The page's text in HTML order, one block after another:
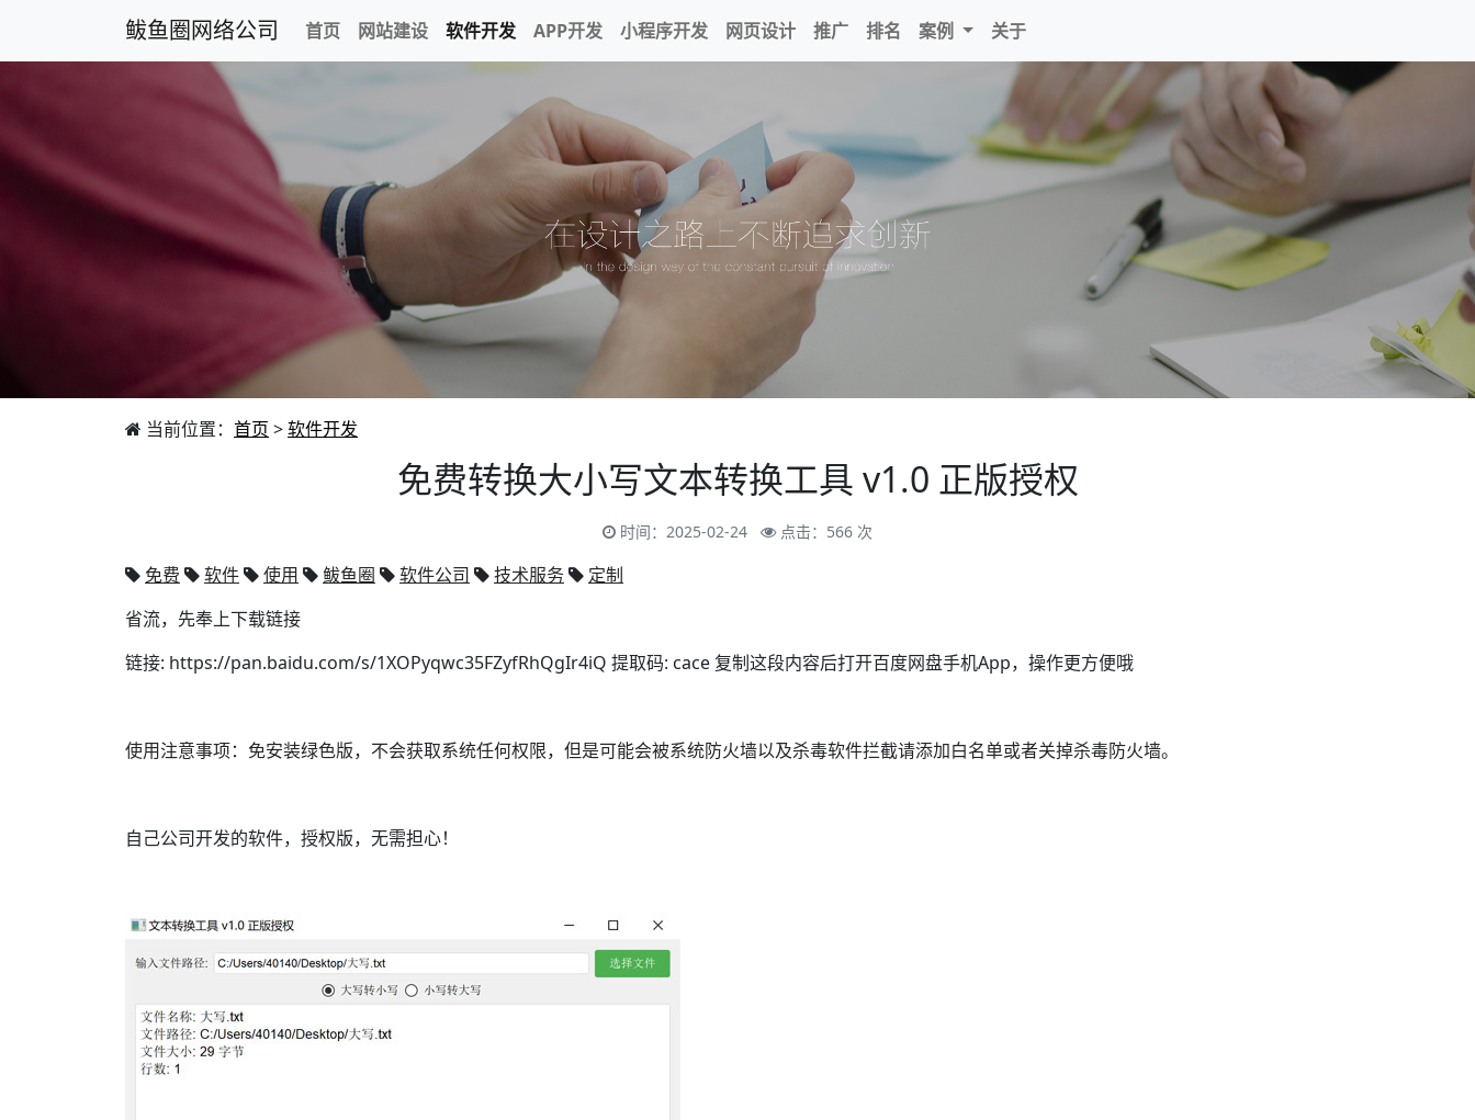
鲅鱼圈网络公司 首页 网站建设 软件开发 APP开发 小程序开发 网页设计 推广 排名 案例 关于
当前位置： 首页 >软件开发
免费转换大小写文本转换工具 v1.0 正版授权
时间：2025-02-24 点击：566 次
免费 软件 使用 鲅鱼圈 软件公司 技术服务
定制
省流，先奉上下载链接
链接: https://pan.baidu.com/s/1XOPyqwc35FZyfRhQgIr4iQ 提取码: cace 复制这段内容后打开百度网盘手机App，操作更方便哦
使用注意事项：免安装绿色版，不会获取系统任何权限，但是可能会被系统防火墙以及杀毒软件拦截请添加白名单或者关掉杀毒防火墙。
自己公司开发的软件，授权版，无需担心！